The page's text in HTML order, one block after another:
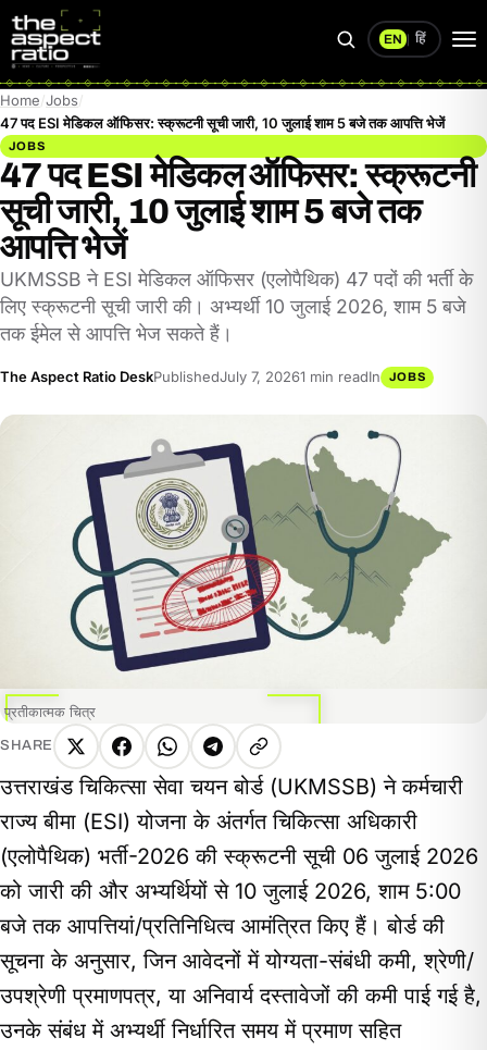
Search
EN हिं
Home Jobs
47 पद ESI मेडिकल ऑफिसर: स्क्रूटनी सूची जारी, 10 जुलाई शाम 5 बजे तक आपत्ति भेजें
JOBS
47 पद ESI मेडिकल ऑफिसर: स्क्रूटनी
सूची जारी, 10 जुलाई शाम 5 बजे तक
आपत्ति भेजें
UKMSSB ने ESI मेडिकल ऑफिसर (एलोपैथिक) 47 पदों की भर्ती के
लिए स्क्रूटनी सूची जारी की। अभ्यर्थी 10 जुलाई 2026, शाम 5 बजे
तक ईमेल से आपत्ति भेज सकते हैं।
The Aspect Ratio DeskPublishedJuly 7, 20261 min readIn JOBS
प्रतीकात्मक चित्र
SHARE
X FacebookWhatsApp
Telegram
Copy
link
उत्तराखंड चिकित्सा सेवा चयन बोर्ड (UKMSSB) ने कर्मचारी
राज्य बीमा (ESI) योजना के अंतर्गत चिकित्सा अधिकारी
(एलोपैथिक) भर्ती-2026 की स्क्रूटनी सूची 06 जुलाई 2026
को जारी की और अभ्यर्थियों से 10 जुलाई 2026, शाम 5:00
बजे तक आपत्तियां/प्रतिनिधित्व आमंत्रित किए हैं। बोर्ड की
सूचना के अनुसार, जिन आवेदनों में योग्यता-संबंधी कमी, श्रेणी/
उपश्रेणी प्रमाणपत्र, या अनिवार्य दस्तावेजों की कमी पाई गई है,
उनके संबंध में अभ्यर्थी निर्धारित समय में प्रमाण सहित